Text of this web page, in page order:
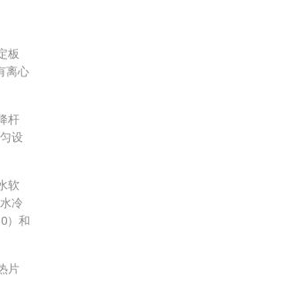
板
离心
杆
设
软
冷
）和
片